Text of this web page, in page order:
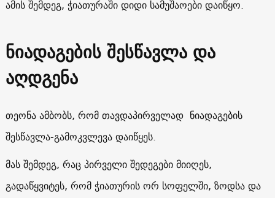
ამის შემდეგ, ჭიათურაში დიდი სამუშაოები დაიწყო.
ნიადაგების შესწავლა და
აღდგენა
თეონა ამბობს, რომ თავდაპირველად ნიადაგების
შესწავლა-გამოკვლევა დაიწყეს.
მას შემდეგ, რაც პირველი შედეგები მიიღეს,
გადაწყვიტეს, რომ ჭიათურის ორ სოფელში, ზოდსა და